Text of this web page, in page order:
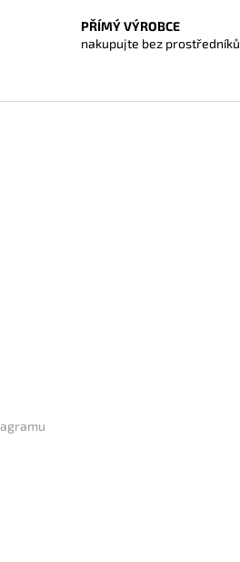
PŘÍMÝ VÝROBCE
nakupujte bez prostředníků